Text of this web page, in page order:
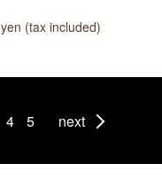
yen (tax included)
4 5 next